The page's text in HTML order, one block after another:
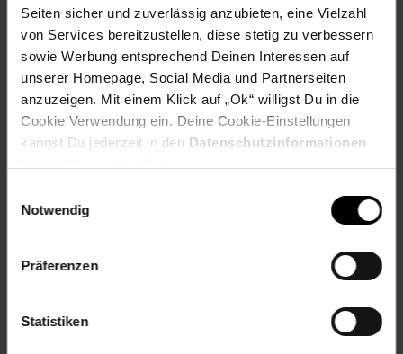
Seiten sicher und zuverlässig anzubieten, eine Vielzahl
von Services bereitzustellen, diese stetig zu verbessern
sowie Werbung entsprechend Deinen Interessen auf
unserer Homepage, Social Media und Partnerseiten
anzuzeigen. Mit einem Klick auf „Ok“ willigst Du in die
Cookie Verwendung ein. Deine Cookie-Einstellungen
kannst Du jederzeit in den Datenschutzinformationen
Notwendig
Präferenzen
Statistiken
Filialen in der Nähe
Netto Marken-Discount
99897 Tambach-Dietharz
Öffnungszeiten: